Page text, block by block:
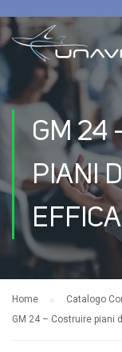
GM 24
PIANI
Home Catalogo
GM 24 – Costruire piani